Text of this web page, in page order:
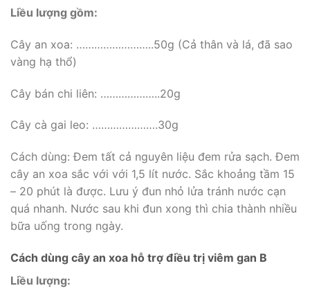
Liều lượng gồm:
Cây an xoa: ……………………..50g (Cả thân và lá, đã sao
vàng hạ thổ)
Cây bán chi liên: ………………..20g
Cây cà gai leo: ………………….30g
Cách dùng: Đem tất cả nguyên liệu đem rửa sạch. Đem
cây an xoa sắc với với 1,5 lít nước. Sắc khoảng tầm 15
– 20 phút là được. Lưu ý đun nhỏ lửa tránh nước cạn
quá nhanh. Nước sau khi đun xong thì chia thành nhiều
bữa uống trong ngày.
Cách dùng cây an xoa hỗ trợ điều trị viêm gan B
Liều lượng: